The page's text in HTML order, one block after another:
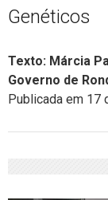
Genéticos
Texto: Márcia
Governo de
Publicada em 17